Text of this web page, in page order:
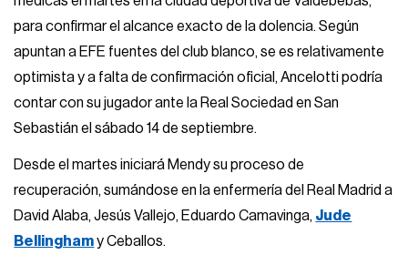
para confirmar el alcance exacto de la dolencia. Según
apuntan a EFE fuentes del club blanco, se es relativamente
optimista y a falta de confirmación oficial, Ancelotti podría
contar con su jugador ante la Real Sociedad en San
Sebastián el sábado 14 de septiembre.
Desde el martes iniciará Mendy su proceso de
recuperación, sumándose en la enfermería del Real Madrid a
David Alaba, Jesús Vallejo, Eduardo Camavinga, Jude
Bellinghamy Ceballos.